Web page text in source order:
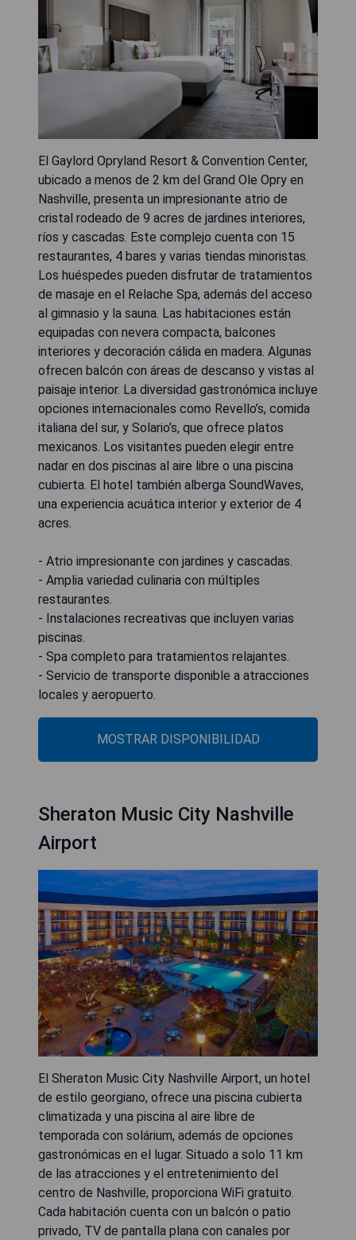
El Gaylord Opryland Resort & Convention Center,
ubicado a menos de 2 km del Grand Ole Opry en
Nashville, presenta un impresionante atrio de
cristal rodeado de 9 acres de jardines interiores,
ríos y cascadas. Este complejo cuenta con 15
restaurantes, 4 bares y varias tiendas minoristas.
Los huéspedes pueden disfrutar de tratamientos
de masaje en el Relache Spa, además del acceso
al gimnasio y la sauna. Las habitaciones están
equipadas con nevera compacta, balcones
interiores y decoración cálida en madera. Algunas
ofrecen balcón con áreas de descanso y vistas al
paisaje interior. La diversidad gastronómica incluye
opciones internacionales como Revello’s, comida
italiana del sur, y Solario’s, que ofrece platos
mexicanos. Los visitantes pueden elegir entre
nadar en dos piscinas al aire libre o una piscina
cubierta. El hotel también alberga SoundWaves,
una experiencia acuática interior y exterior de 4
acres.
- Atrio impresionante con jardines y cascadas.
- Amplia variedad culinaria con múltiples
restaurantes.
- Instalaciones recreativas que incluyen varias
piscinas.
- Spa completo para tratamientos relajantes.
- Servicio de transporte disponible a atracciones
locales y aeropuerto.
MOSTRAR DISPONIBILIDAD
Sheraton Music City Nashville
Airport
El Sheraton Music City Nashville Airport, un hotel
de estilo georgiano, ofrece una piscina cubierta
climatizada y una piscina al aire libre de
temporada con solárium, además de opciones
gastronómicas en el lugar. Situado a solo 11 km
de las atracciones y el entretenimiento del
centro de Nashville, proporciona WiFi gratuito.
Cada habitación cuenta con un balcón o patio
privado, TV de pantalla plana con canales por